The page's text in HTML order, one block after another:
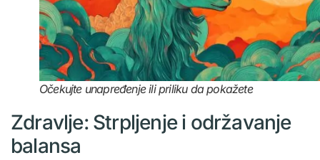
Očekujte unapređenje ili priliku da pokažete
Zdravlje: Strpljenje i održavanje
balansa